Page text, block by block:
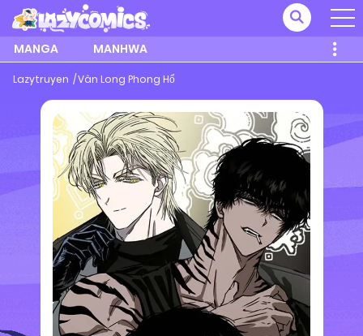
MANGA MANHWA
Lazytruyen Vân Long Phong Hổ